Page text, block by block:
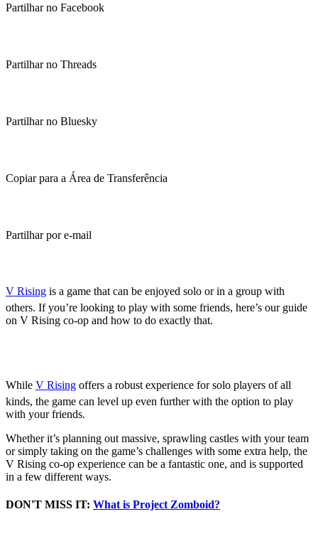
Partilhar no Facebook
Partilhar no Threads
Partilhar no Bluesky
Copiar para a Área de Transferência
Partilhar por e-mail
V Rising is a game that can be enjoyed solo or in a group with
others. If you’re looking to play with some friends, here’s our guide
on V Rising co-op and how to do exactly that.
While V Rising offers a robust experience for solo players of all
kinds, the game can level up even further with the option to play
with your friends.
Whether it’s planning out massive, sprawling castles with your team
or simply taking on the game’s challenges with some extra help, the
V Rising co-op experience can be a fantastic one, and is supported
in a few different ways.
DON'T MISS IT: What is Project Zomboid?